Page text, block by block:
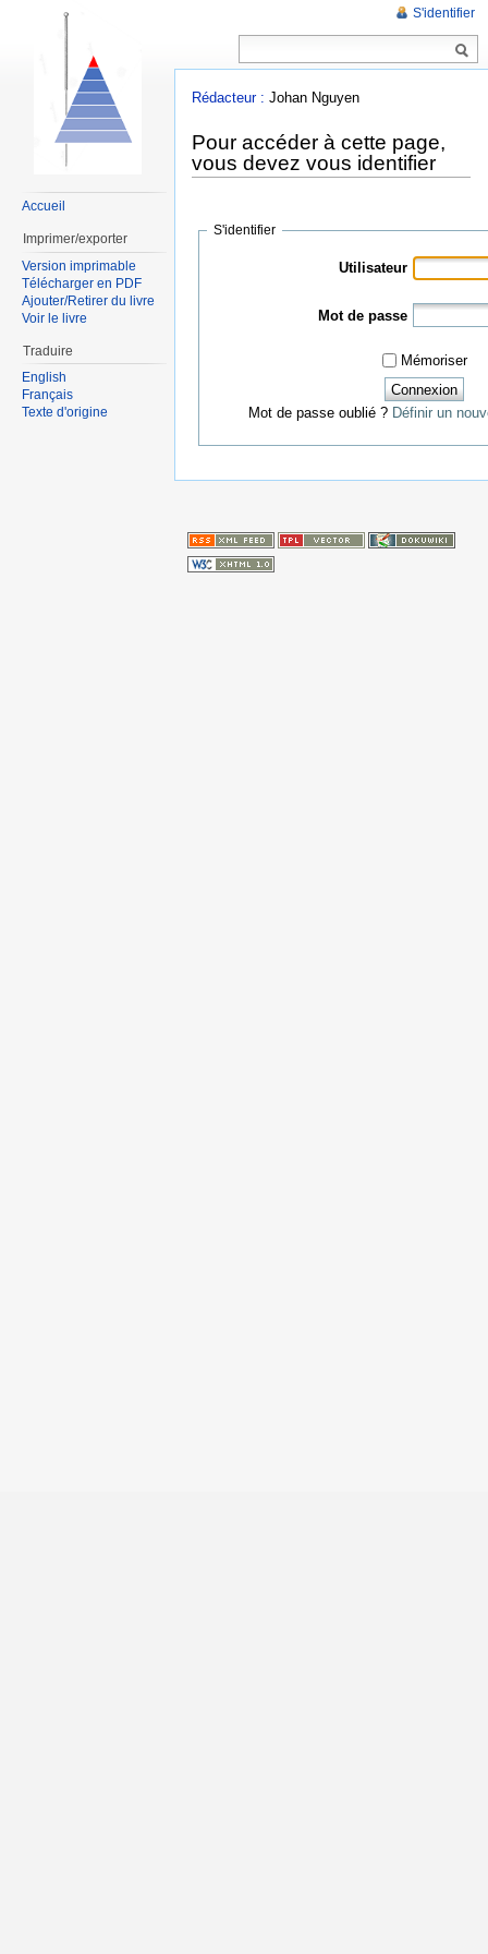
Rédacteur : Johan Nguyen
Pour accéder à cette page,
vous devez vous identifier
S'identifier
Utilisateur
Mot de passe
Mémoriser
Mot de passe oublié ? Définir un
S'identifier
Accueil
Imprimer/exporter
Version imprimable
Télécharger en PDF
Ajouter/Retirer du livre
Voir le livre
Traduire
English
Français
Texte d'origine